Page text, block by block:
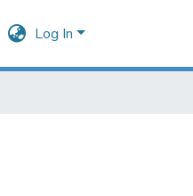
Log In